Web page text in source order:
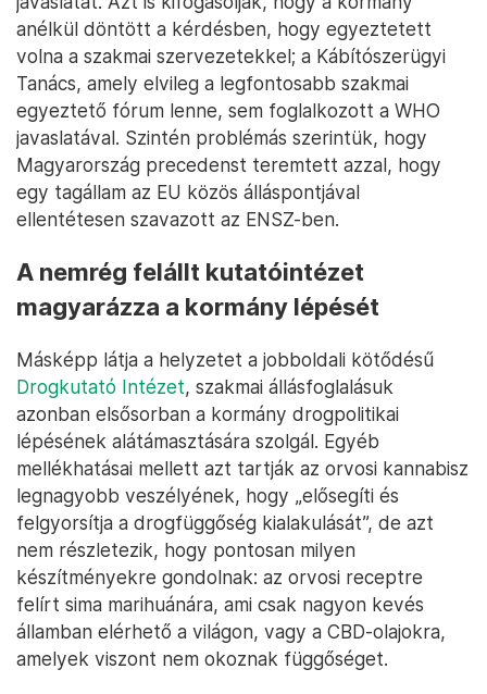
anélkül döntött a kérdésben, hogy egyeztetett
volna a szakmai szervezetekkel; a Kábítószerügyi
Tanács, amely elvileg a legfontosabb szakmai
egyeztető fórum lenne, sem foglalkozott a WHO
javaslatával. Szintén problémás szerintük, hogy
Magyarország precedenst teremtett azzal, hogy
egy tagállam az EU közös álláspontjával
ellentétesen szavazott az ENSZ-ben.
A nemrég felállt kutatóintézet
magyarázza a kormány lépését
Másképp látja a helyzetet a jobboldali kötődésű
Drogkutató Intézet, szakmai állásfoglalásuk
azonban elsősorban a kormány drogpolitikai
lépésének alátámasztására szolgál. Egyéb
mellékhatásai mellett azt tartják az orvosi kannabisz
legnagyobb veszélyének, hogy „elősegíti és
felgyorsítja a drogfüggőség kialakulását”, de azt
nem részletezik, hogy pontosan milyen
készítményekre gondolnak: az orvosi receptre
felírt sima marihuánára, ami csak nagyon kevés
államban elérhető a világon, vagy a CBD-olajokra,
amelyek viszont nem okoznak függőséget.